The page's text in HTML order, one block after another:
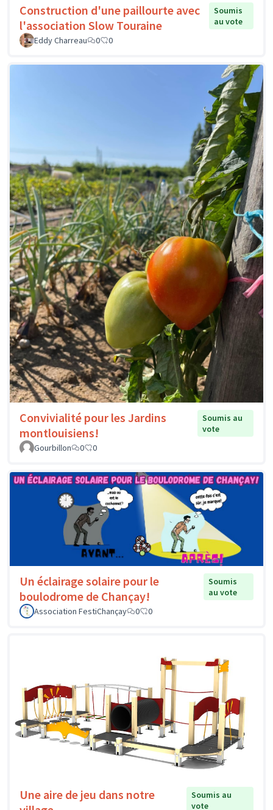
Construction d'une paillourte avec
l'association Slow Touraine
Soumis
au vote
Eddy Charreau
0 0
Convivialité pour les Jardins
montlouisiens!
Soumis au
vote
Gourbillon
0 0
Un éclairage solaire pour le
boulodrome de Chançay!
Soumis
au vote
Association FestiChançay
0 0
Une aire de jeu dans notre
Soumis au
vote